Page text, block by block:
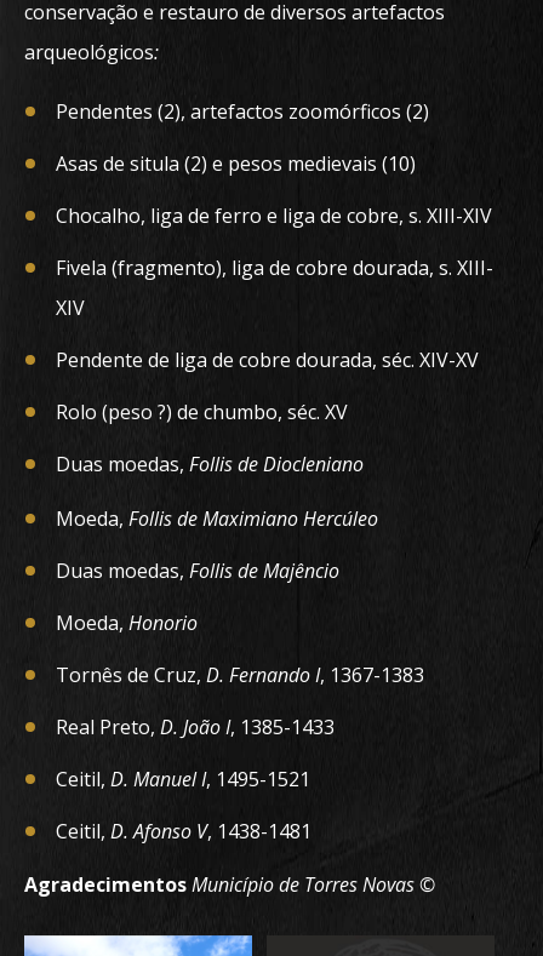
conservação e restauro de diversos artefactos
arqueológicos:
Pendentes (2), artefactos zoomórficos (2)
Asas de situla (2) e pesos medievais (10)
Chocalho, liga de ferro e liga de cobre, s. XIII-XIV
Fivela (fragmento), liga de cobre dourada, s. XIII-
XIV
Pendente de liga de cobre dourada, séc. XIV-XV
Rolo (peso ?) de chumbo, séc. XV
Duas moedas, Follis de Diocleniano
Moeda, Follis de Maximiano Hercúleo
Duas moedas, Follis de Majêncio
Moeda, Honorio
Tornês de Cruz, D. Fernando I, 1367-1383
Real Preto, D. João I, 1385-1433
Ceitil, D. Manuel I, 1495-1521
Ceitil, D. Afonso V, 1438-1481
AgradecimentosMunicípio de Torres Novas ©